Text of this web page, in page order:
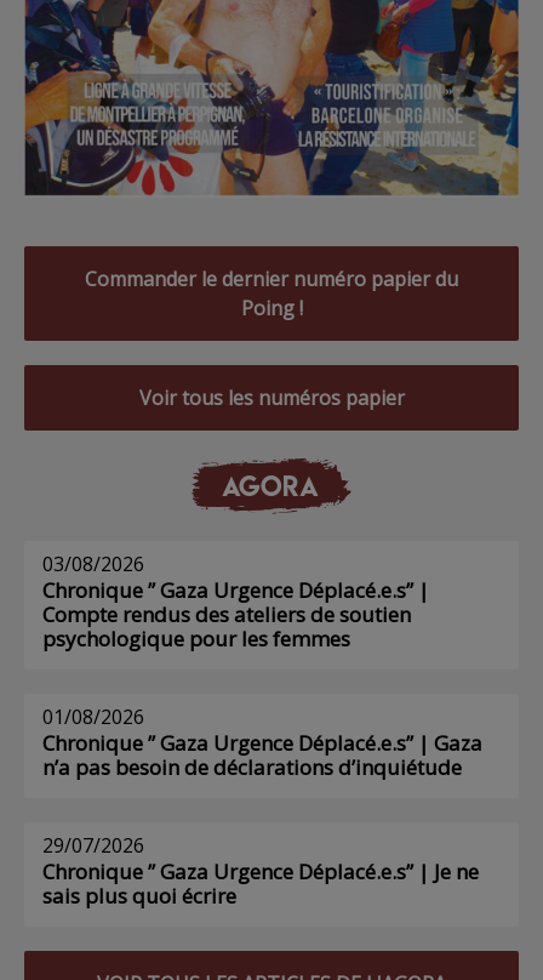
Commander le dernier numéro papier du
Poing !
Voir tous les numéros papier
AGORA
03/08/2026
Chronique ” Gaza Urgence Déplacé.e.s” |
Compte rendus des ateliers de soutien
psychologique pour les femmes
01/08/2026
Chronique ” Gaza Urgence Déplacé.e.s” | Gaza
n’a pas besoin de déclarations d’inquiétude
29/07/2026
Chronique ” Gaza Urgence Déplacé.e.s” | Je ne
sais plus quoi écrire